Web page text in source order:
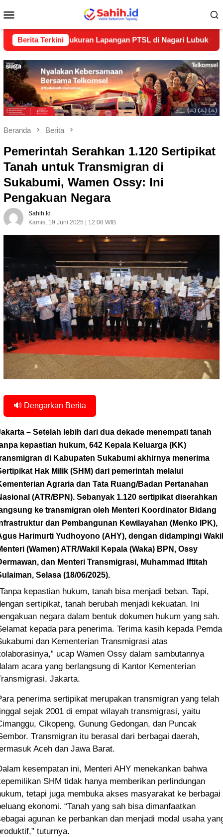
ke
Mobile
Berita Terkini
Pengukuran Lapangan PTSL di Nagari Lubuk Gadang Timur,
Beranda Berita
Pemerintah Serahkan 1.120 Sertipikat
Tanah untuk Transmigran di
Sukabumi, Wamen Ossy: Ini
Pengakuan Negara
Sahih.id
Kamis, 19 Juni 2025 | 12:08 WIB
🔊 Dengarkan Berita
– Setelah lebih dari dua dekade menempati tanah
kepastian hukum, 642 Kepala Keluarga (KK)
di Kabupaten Sukabumi akhirnya menerima
Hak Milik (SHM) dari pemerintah melalui
Agraria dan Tata Ruang/Badan Pertanahan
(ATR/BPN). Sebanyak 1.120 sertipikat diserahkan
ke transmigran oleh Menteri Koordinator Bidang
dan Pembangunan Kewilayahan (Menko IPK),
Harimurti Yudhoyono (AHY), dengan didampingi Wakil
(Wamen) ATR/Wakil Kepala (Waka) BPN, Ossy
dan Menteri Transmigrasi, Muhammad Iftitah
Selasa (18/06/2025).
kepastian hukum, tanah bisa menjadi beban. Tapi,
sertipikat, tanah berubah menjadi kekuatan. Ini
negara dalam bentuk dokumen hukum yang sah.
kepada para penerima. Terima kasih kepada Pemda
dan Kementerian Transmigrasi atas
ucap Wamen Ossy dalam sambutannya
acara yang berlangsung di Kantor Kementerian
Jakarta.
penerima sertipikat merupakan transmigran yang telah
sejak 2001 di empat wilayah transmigrasi, yaitu
Cikopeng, Gunung Gedongan, dan Puncak
Transmigran itu berasal dari berbagai daerah,
Aceh dan Jawa Barat.
kesempatan ini, Menteri AHY menekankan bahwa
SHM tidak hanya memberikan perlindungan
tetapi juga membuka akses masyarakat ke berbagai
ekonomi. “Tanah yang sah bisa dimanfaatkan
agunan ke perbankan dan menjadi modal usaha
tuturnya.